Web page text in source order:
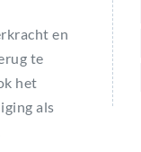
en
te
het
als